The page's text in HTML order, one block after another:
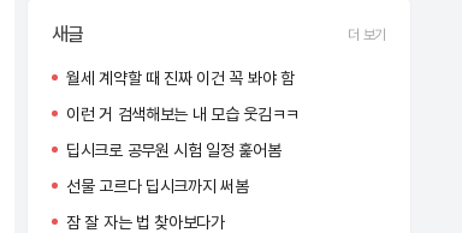
새글 더 보기
월세 계약할 때 진짜 이건 꼭 봐야 함
이런 거 검색해보는 내 모습 웃김ㅋㅋ
딥시크로 공무원 시험 일정 훑어봄
선물 고르다 딥시크까지 써봄
잠 잘 자는 법 찾아보다가